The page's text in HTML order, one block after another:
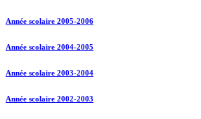
Année scolaire 2005-2006
Année scolaire 2004-2005
Année scolaire 2003-2004
Année scolaire 2002-2003